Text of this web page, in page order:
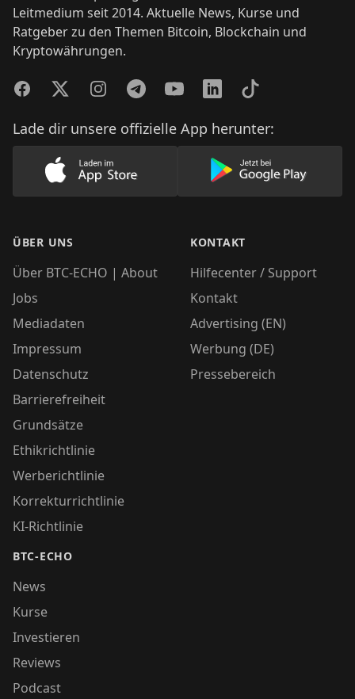
Leitmedium seit 2014. Aktuelle News, Kurse und
Ratgeber zu den Themen Bitcoin, Blockchain und
Kryptowährungen.
FacebookTwitterInstagramTelegramYouTubeLinkedInTikTok
Lade dir unsere offizielle App herunter:
Lade unsere App im AppStore herunter
Lade unsere
ÜBER UNS
Über BTC-ECHO | About
Jobs
Mediadaten
Impressum
Datenschutz
Barrierefreiheit
Grundsätze
Ethikrichtlinie
Werberichtlinie
Korrekturrichtlinie
KI-Richtlinie
BTC-ECHO
News
Kurse
Investieren
Reviews
Podcast
KONTAKT
Hilfecenter / Support
Kontakt
Advertising (EN)
Werbung (DE)
Pressebereich